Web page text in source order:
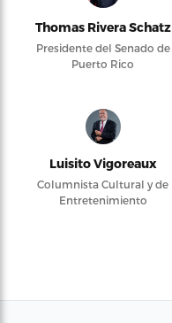
Thomas Rivera Schatz
Presidente del Senado de
Puerto Rico
Luisito Vigoreaux
Columnista Cultural y de
Entretenimiento